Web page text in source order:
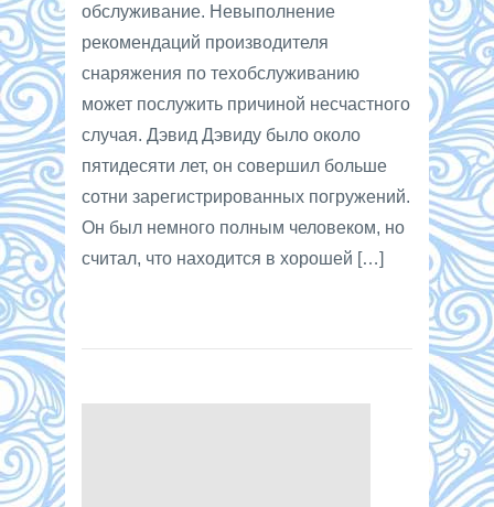
обслуживание. Невыполнение
рекомендаций производителя
снаряжения по техобслуживанию
может послужить причиной несчастного
случая. Дэвид Дэвиду было около
пятидесяти лет, он совершил больше
сотни зарегистрированных погружений.
Он был немного полным человеком, но
считал, что находится в хорошей […]